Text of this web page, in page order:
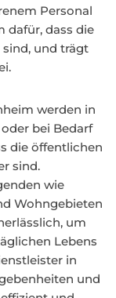
Personal
dafür, dass die
und trägt
werden in
bei Bedarf
die öffentlichen
sind.
wie
Wohngebieten
um
Lebens
in
und